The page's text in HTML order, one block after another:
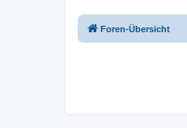
Foren-Übersicht